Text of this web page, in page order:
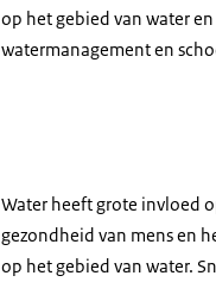
op het gebied van water
watermanagement en
Water heeft grote invloed
gezondheid van mens en
op het gebied van water.